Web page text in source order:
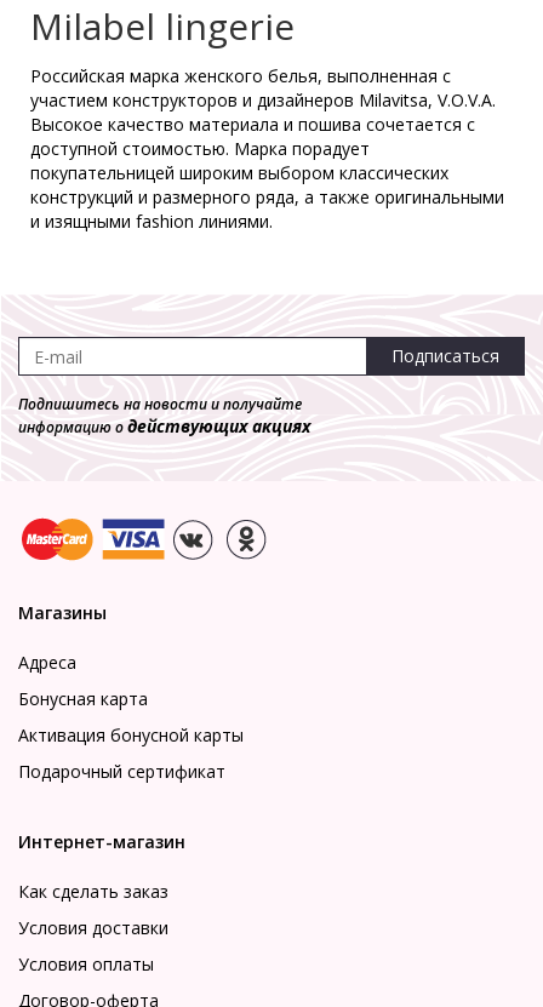
Бюстгальтер Milabel 21145-52
Мягкая чашка
3 470 р. 1 041 р.
-70%
2 050 р.
Milabel lingerie
Российская марка женского белья, выполненная с
участием конструкторов и дизайнеров Milavitsa, V.O.V.A.
Высокое качество материала и пошива сочетается с
доступной стоимостью. Марка порадует
покупательницей широким выбором классических
конструкций и размерного ряда, а также оригинальными
и изящными fashion линиями.
Подписаться
Подпишитесь на новости и получайте
информацию одействующих акциях
Магазины
Адреса
Бонусная карта
Активация бонусной карты
Подарочный сертификат
Интернет-магазин
Как сделать заказ
Условия доставки
Условия оплаты
Договор-оферта